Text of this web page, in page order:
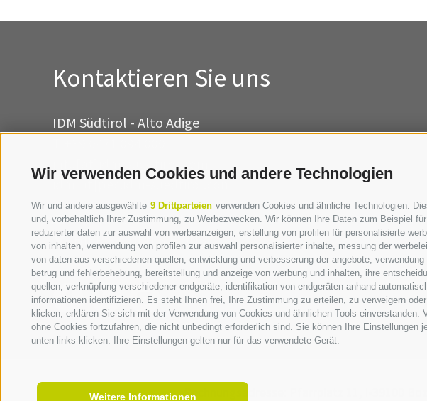
Wir verwenden Cookies und andere Technologien
Wir und andere ausgewählte 9 Drittparteien verwenden Cookies und ähnliche Technologien.
und, vorbehaltlich Ihrer Zustimmung, zu Werbezwecken. Wir können Ihre Daten zum Beispiel
reduzierter daten zur auswahl von werbeanzeigen, erstellung von profilen für personalisierte
von inhalten, verwendung von profilen zur auswahl personalisierter inhalte, messung der
von daten aus verschiedenen quellen, entwicklung und verbesserung der angebote,
betrug und fehlerbehebung, bereitstellung und anzeige von werbung und inhalten, ihre
quellen, verknüpfung verschiedener endgeräte, identifikation von endgeräten anhand
informationen identifizieren. Es steht Ihnen frei, Ihre Zustimmung zu erteilen, zu verweigern
klicken, erklären Sie sich mit der Verwendung von Cookies und ähnlichen Tools
ohne Cookies fortzufahren, die nicht unbedingt erforderlich sind. Sie können Ihre
unten links klicken. Ihre Einstellungen gelten nur für das verwendete Gerät.
Weitere Informationen
Kontaktieren Sie uns
IDM Südtirol - Alto Adige
info[at]idm-suedtirol.com
idm[at]pec.idm-suedtirol.com
SCHREIBEN SIE UNS!
HIER FINDEN SIE UNS
Rechnungsadresse: